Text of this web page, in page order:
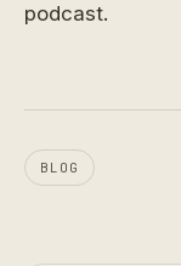
podcast.
BLOG